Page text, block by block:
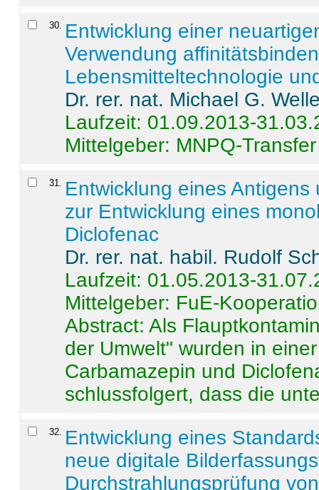
30. Entwicklung einer
Verwendung
Lebensmitteltechnologie
Dr. rer. nat. Michael G.
Laufzeit: 01.09.2013-
Mittelgeber: MNPQ-Transfer
31. Entwicklung eines
zur Entwicklung eines
Diclofenac
Dr. rer. nat. habil. Rudolf
Laufzeit: 01.05.2013-
Mittelgeber: FuE-
Abstract:Als
der Umwelt" wurden in
Carbamazepin und
schlussfolgert, dass die
32. Entwicklung eines
neue digitale
Durchstrahlungsprüfung